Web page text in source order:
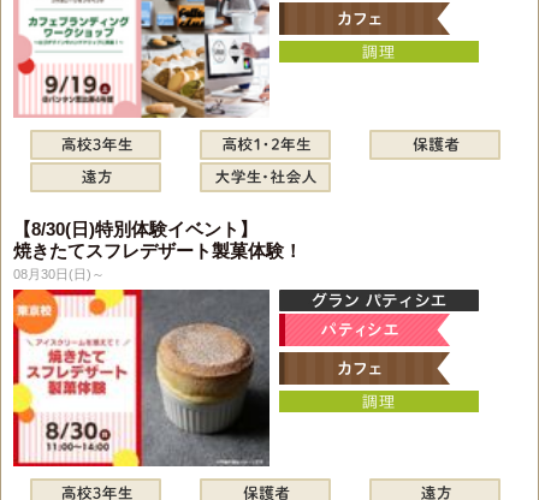
【8/30(日)特別体験イベント】
焼きたてスフレデザート製菓体験！
08月30日(日)～